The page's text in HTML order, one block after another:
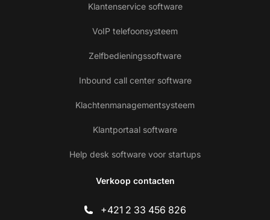
Klantenservice software
VoIP telefoonsysteem
Zelfbedieningssoftware
Inbound call center software
Klachtenmanagementsysteem
Klantportaal software
Help desk software voor startups
Verkoop contacten
+421 2 33 456 826